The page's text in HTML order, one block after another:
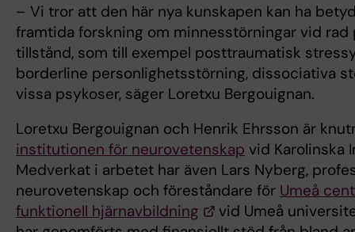
– Vi tror att den här nya kunskapen kan ha
framtida forskning om minnesstörningar vid rad
tillstånd, som till exempel posttraumatisk
borderline personlighetsstörning, dissociativa
vissa psykoser, säger Loretxu Bergouignan.
Loretxu Bergouignan och Henrik Ehrsson är
institutionen för neurovetenskap vid Karolinska
Medverkat i arbetet har även Lars Nyberg,
neurovetenskap och föreståndare för Umeå
funktionell hjärnavbildning
vid Umeå